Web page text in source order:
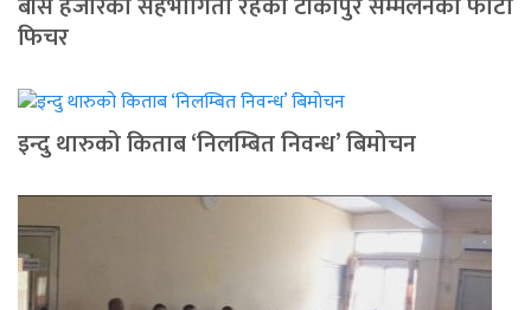
फिचर
इन्दु थारुको किताब ‘निलम्बित निवन्ध’ बिमोचन